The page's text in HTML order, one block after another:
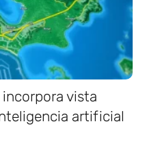
incorpora vista
artificial